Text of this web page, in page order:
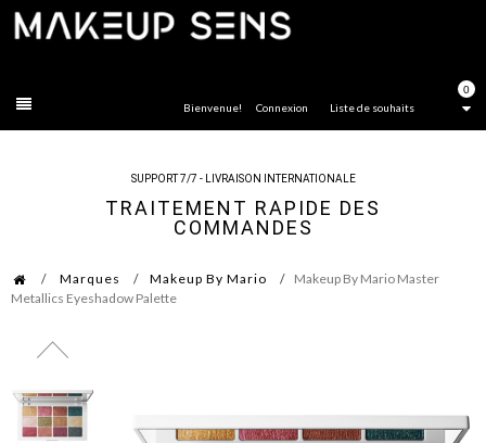
0
Liste de souhaits
Bienvenue! Connexion
SUPPORT 7/7 - LIVRAISON INTERNATIONALE
TRAITEMENT RAPIDE DES
COMMANDES
Marques Makeup By Mario
Makeup By Mario Master
Metallics Eyeshadow Palette